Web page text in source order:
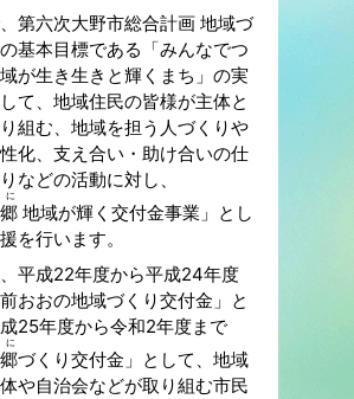
第六次大野市総合計画 地域づ
基本目標である「みんなでつ
が生き生きと輝くまち」の実
て、地域住民の皆様が主体と
組む、地域を担う人づくりや
化、支え合い・助け合いの仕
などの活動に対し、
地域が輝く交付金事業」とし
を行います。
平成22年度から平成24年度
おおの地域づくり交付金」と
25年度から令和2年度まで
づくり交付金」として、地域
や自治会などが取り組む市民